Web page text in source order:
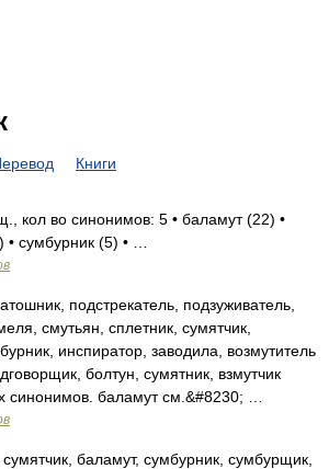
Книги
кол во синонимов: 5 • баламут (22) •
сумбурник (5) • …
подстрекатель, подзуживатель,
смутьян, сплетник, сумятчик,
инспиратор, заводила, возмутитель
болтун, сумятник, взмутчик
синонимов. баламут см.&#8230; …
баламут, сумбурник, сумбурщик,